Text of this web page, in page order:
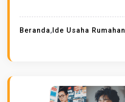
Beranda, Ide Usaha Rumahan